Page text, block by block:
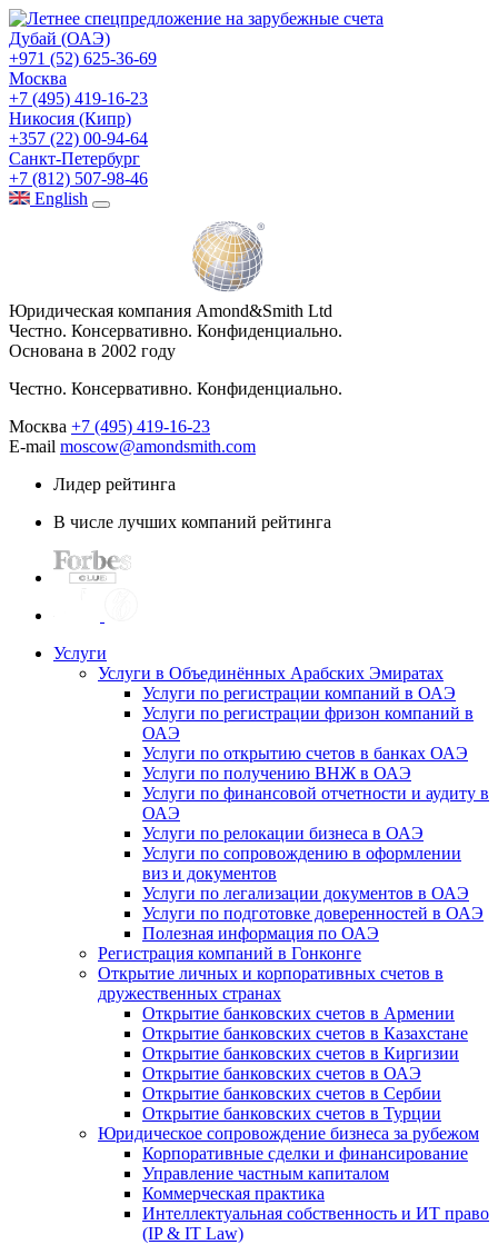
Дубай (ОАЭ)
+971 (52) 625-36-69
Москва
+7 (495) 419-16-23
Никосия (Кипр)
+357 (22) 00-94-64
Санкт-Петербург
+7 (812) 507-98-46
English
Юридическая компания Amond&Smith Ltd
Честно. Консервативно. Конфиденциально.
Основана в 2002 году
Честно. Консервативно. Конфиденциально.
Москва +7 (495) 419-16-23
E-mail moscow@amondsmith.com
Лидер рейтинга
В числе лучших компаний рейтинга
Услуги
Услуги в Объединённых Арабских Эмиратах
Услуги по регистрации компаний в ОАЭ
Услуги по регистрации фризон компаний в
ОАЭ
Услуги по открытию счетов в банках ОАЭ
Услуги по получению ВНЖ в ОАЭ
Услуги по финансовой отчетности и аудиту в
ОАЭ
Услуги по релокации бизнеса в ОАЭ
Услуги по сопровождению в оформлении
виз и документов
Услуги по легализации документов в ОАЭ
Услуги по подготовке доверенностей в ОАЭ
Полезная информация по ОАЭ
Регистрация компаний в Гонконге
Открытие личных и корпоративных счетов в
дружественных странах
Открытие банковских счетов в Армении
Открытие банковских счетов в Казахстане
Открытие банковских счетов в Киргизии
Открытие банковских счетов в ОАЭ
Открытие банковских счетов в Сербии
Открытие банковских счетов в Турции
Юридическое сопровождение бизнеса за рубежом
Корпоративные сделки и финансирование
Управление частным капиталом
Коммерческая практика
Интеллектуальная собственность и ИТ право
(IP & IT Law)